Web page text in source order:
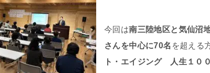
今回は南三陸地区と気仙沼
さんを中心に70名 を超える
ト・エイジング 人生１０